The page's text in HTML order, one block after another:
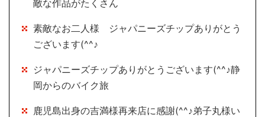
敵な作品がたくさん
素敵なお二人様 ジャパニーズチップありがとう
ございます(^^♪
ジャパニーズチップありがとうございます(^^♪静
岡からのバイク旅
鹿児島出身の吉満様再来店に感謝(^^♪弟子丸様い